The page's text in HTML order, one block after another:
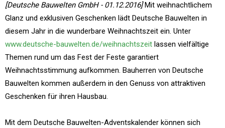
[Deutsche Bauwelten GmbH - 01.12.2016]Mit weihnachtlichem
Glanz und exklusiven Geschenken lädt Deutsche Bauwelten in
diesem Jahr in die wunderbare Weihnachtszeit ein. Unter
www.deutsche-bauwelten.de/weihnachtszeit lassen vielfältige
Themen rund um das Fest der Feste garantiert
Weihnachtsstimmung aufkommen. Bauherren von Deutsche
Bauwelten kommen außerdem in den Genuss von attraktiven
Geschenken für ihren Hausbau.
Mit dem Deutsche Bauwelten-Adventskalender können sich